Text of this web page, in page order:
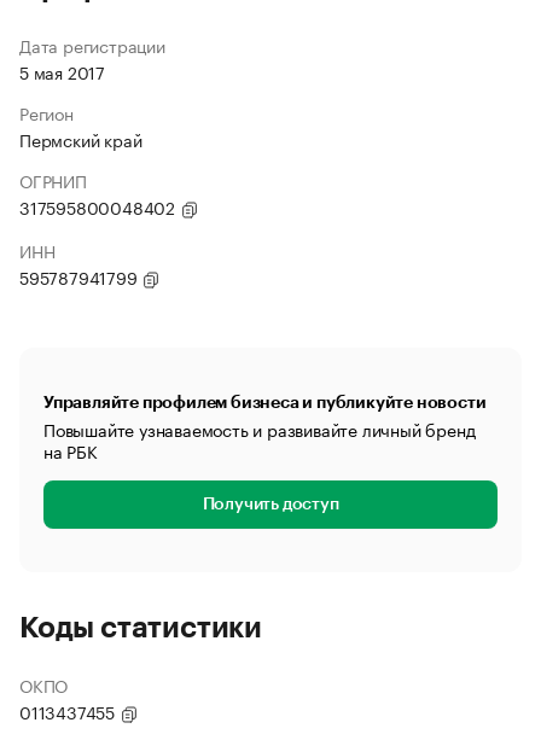
Дата регистрации
5 мая 2017
Регион
Пермский край
ОГРНИП
317595800048402
ИНН
595787941799
Управляйте профилем бизнеса и публикуйте новости
Повышайте узнаваемость и развивайте личный бренд
на РБК
Получить доступ
Коды статистики
ОКПО
0113437455